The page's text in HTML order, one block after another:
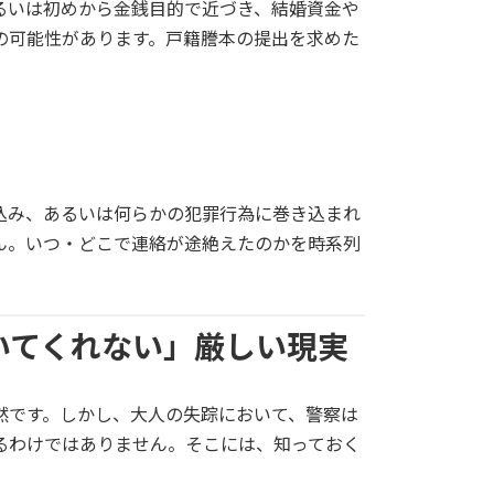
は初めから金銭目的で近づき、結婚資金や
能性があります。戸籍謄本の提出を求めた
、あるいは何らかの犯罪行為に巻き込まれ
いつ・どこで連絡が途絶えたのかを時系列
くれない」厳しい現実
す。しかし、大人の失踪において、警察は
けではありません。そこには、知っておく